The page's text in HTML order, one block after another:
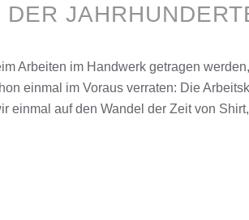
Arbeiten im Handwerk getragen
einmal im Voraus verraten: Die
einmal auf den Wandel der Zeit von